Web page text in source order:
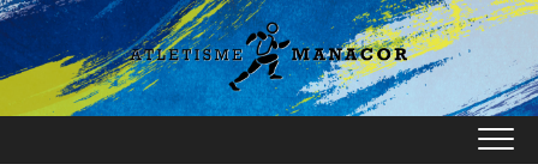
Skip
to
content